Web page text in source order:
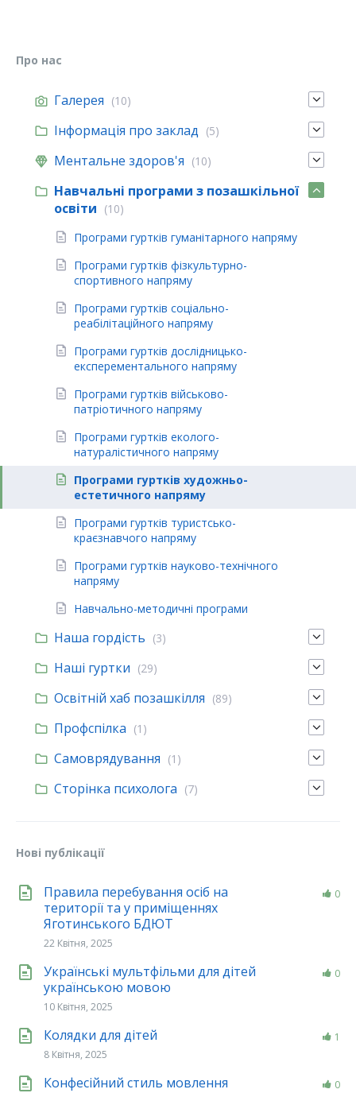
Про нас
Галерея (10)
Інформація про заклад (5)
Ментальне здоров'я (10)
Навчальні програми з позашкільної
освіти (10)
Програми гуртків гуманітарного напряму
Програми гуртків фізкультурно-
спортивного напряму
Програми гуртків соціально-
реабілітаційного напряму
Програми гуртків дослідницько-
експерементального напряму
Програми гуртків військово-
патріотичного напряму
Програми гуртків еколого-
натуралiстичного напряму​
Програми гуртків художньо-
естетичного напряму
Програми гуртків туристсько-
краєзнавчого напряму
Програми гуртків науково-технічного
напряму
Навчально-методичні програми
Наша гордість (3)
Наші гуртки (29)
Освітній хаб позашкілля (89)
Профспілка (1)
Самоврядування (1)
Сторінка психолога (7)
Нові публікації
Правила перебування осіб на
території та у приміщеннях
Яготинського БДЮТ
22 Квітня, 2025
0
Українські мультфільми для дітей
українською мовою
10 Квітня, 2025
0
Колядки для дітей
8 Квітня, 2025
1
Конфесійний стиль мовлення 0